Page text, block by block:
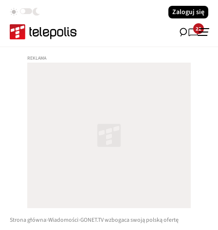
Zaloguj się
22
Strona główna Wiadomości GONET.TV wzbogaca swoją polską ofertę